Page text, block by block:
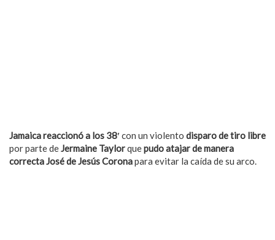
Jamaica reaccionó a los 38′ con un violento disparo de tiro libre
por parte deJermaine Taylorquepudo atajar de manera
correcta José de Jesús Coronapara evitar la caída de su arco.